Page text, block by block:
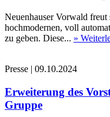
Neuenhauser Vorwald
hochmodernen, voll
zu geben. Diese... »
Presse | 09.10.2024
Erweiterung des
Gruppe